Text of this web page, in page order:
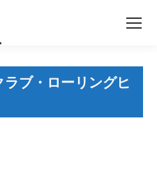
ブ・ローリングヒ